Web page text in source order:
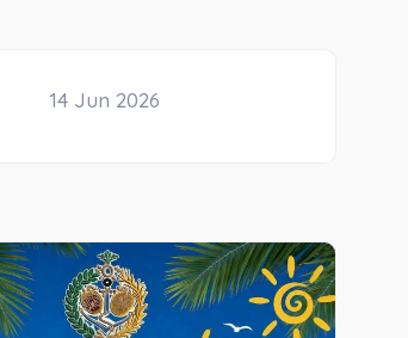
14 Jun 2026